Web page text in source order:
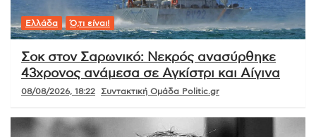
Ελλάδα Ό,τι είναι!
Σοκ στον Σαρωνικό: Νεκρός ανασύρθηκε
43χρονος ανάμεσα σε Αγκίστρι και Αίγινα
08/08/2026, 18:22 Συντακτική Ομάδα Politic.gr